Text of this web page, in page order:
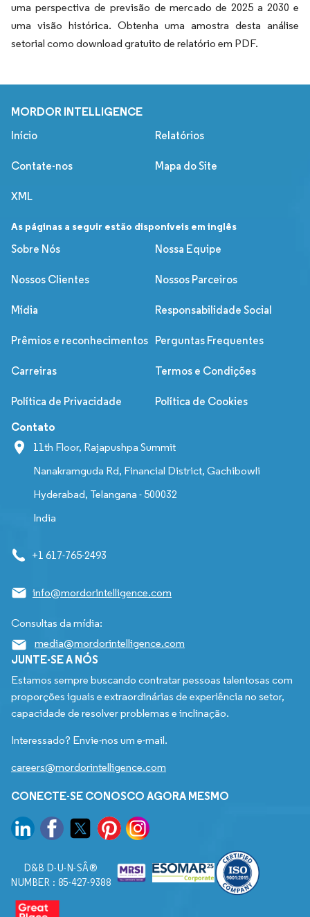
uma perspectiva de previsão de mercado de 2025 a 2030 e
uma visão histórica. Obtenha uma amostra desta análise
setorial como download gratuito de relatório em PDF.
MORDOR INTELLIGENCE
Início Relatórios
Contate-nos Mapa do Site
XML
As páginas a seguir estão disponíveis em inglês
Sobre Nós
Nossa Equipe
Nossos Clientes Nossos Parceiros
Mídia Responsabilidade Social
Prêmios e reconhecimentos Perguntas Frequentes
Carreiras Termos e Condições
Política de Privacidade Política de Cookies
Contato
11th Floor, Rajapushpa Summit
Nanakramguda Rd, Financial District, Gachibowli
Hyderabad, Telangana - 500032
India
+1 617-765-2493
info@mordorintelligence.com
Consultas da mídia:
media@mordorintelligence.com
JUNTE-SE A NÓS
Estamos sempre buscando contratar pessoas talentosas com
proporções iguais e extraordinárias de experiência no setor,
capacidade de resolver problemas e inclinação.
Interessado? Envie-nos um e-mail.
careers@mordorintelligence.com
CONECTE-SE CONOSCO AGORA MESMO
D&B D-U-N-SÂ®
NUMBER : 85-427-9388